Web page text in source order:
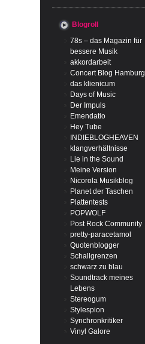
Blogroll
78s – das Magazin für
bessere Musik
akkordarbeit
Concert Blog Hamburg
das klienicum
Days of Music
Der Impuls
Emendatio
Hey Tube
INDIEBLOGHEAVEN
klangverhältnisse
Lie in the Sound
Meine Version
Nicorola Musikblog
Planet der Taschen
Plattentests
POPWOLF
Post Rock Community
pretty-paracetamol
Quotenblogger
Schallgrenzen
schwarz zu blau
Soundtrack meines
Lebens
Stereogum
Stylespion
Synchronkritiker
Vinyl Galore